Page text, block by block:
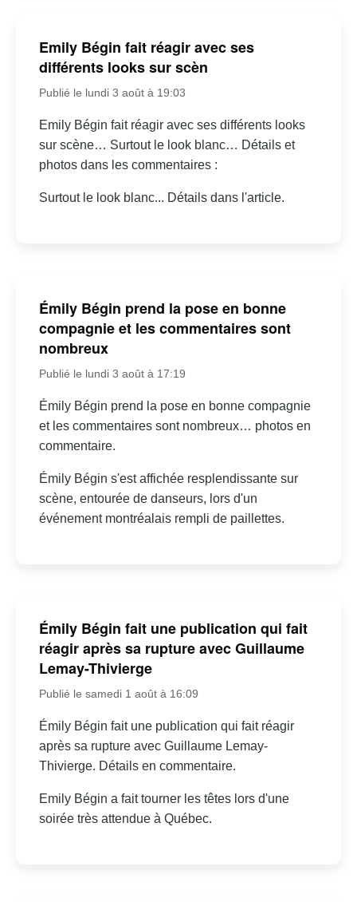
Emily Bégin fait réagir avec ses
différents looks sur scèn
Publié le lundi 3 août à 19:03
Emily Bégin fait réagir avec ses différents looks
sur scène… Surtout le look blanc… Détails et
photos dans les commentaires :
Surtout le look blanc... Détails dans l'article.
Émily Bégin prend la pose en bonne
compagnie et les commentaires sont
nombreux
Publié le lundi 3 août à 17:19
Émily Bégin prend la pose en bonne compagnie
et les commentaires sont nombreux… photos en
commentaire.
Émily Bégin s'est affichée resplendissante sur
scène, entourée de danseurs, lors d'un
événement montréalais rempli de paillettes.
Émily Bégin fait une publication qui fait
réagir après sa rupture avec Guillaume
Lemay-Thivierge
Publié le samedi 1 août à 16:09
Émily Bégin fait une publication qui fait réagir
après sa rupture avec Guillaume Lemay-
Thivierge. Détails en commentaire.
Emily Bégin a fait tourner les têtes lors d'une
soirée très attendue à Québec.